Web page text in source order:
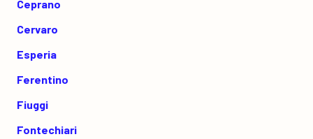
Ceprano
Cervaro
Esperia
Ferentino
Fiuggi
Fontechiari